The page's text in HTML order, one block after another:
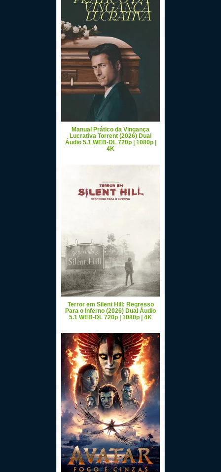
Manual Prático da Vingança
Lucrativa Torrent (2026) Dual
Áudio 5.1 WEB-DL 720p | 1080p |
4K
Terror em Silent Hill: Regresso
Para o Inferno (2026) Dual Áudio
5.1 WEB-DL 720p | 1080p | 4K